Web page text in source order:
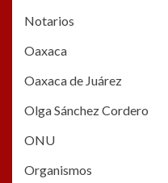
Notarios
Oaxaca
Oaxaca de Juárez
Olga Sánchez Cordero
ONU
Organismos